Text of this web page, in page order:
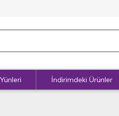
İndirimdeki Ürünler